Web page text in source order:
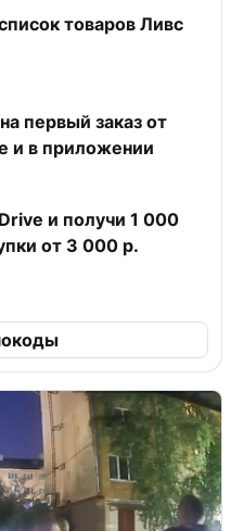
товаров Ливс
первый заказ от
и в приложении
и получи 1 000
от 3 000 р.